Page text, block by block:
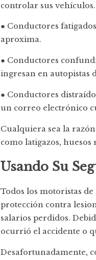
controlar sus vehículos.
● Conductores
aproxima.
● Conductores
ingresan en autopistas
● Conductores
un correo electrónico
Cualquiera sea la
como latigazos, huesos
Usando Su
Todos los motoristas
protección contra
salarios perdidos.
ocurrió el accidente o
Desafortunadamente,